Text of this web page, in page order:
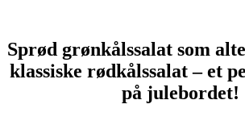
Sprød grønkålssalat som
klassiske rødkålssalat – et
på julebordet!